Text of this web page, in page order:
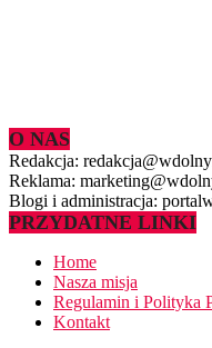
O NAS
Redakcja:
Reklama:
Blogi i administracja:
PRZYDATNE LINKI
Home
Nasza misja
Regulamin i Polityka
Kontakt